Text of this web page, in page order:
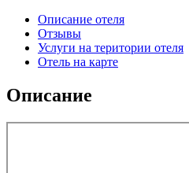
Описание отеля
Отзывы
Услуги на територии отеля
Отель на карте
Описание